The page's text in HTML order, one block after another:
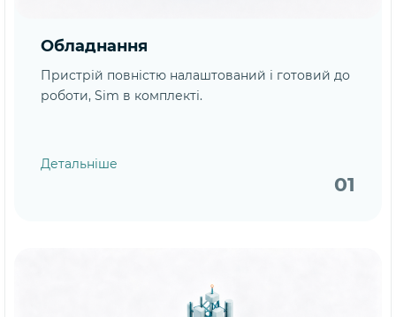
Обладнання
Пристрій повністю налаштований і готовий до
роботи, Sim в комплекті.
Детальніше
01